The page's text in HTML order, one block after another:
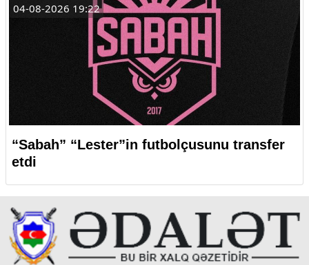
04-08-2026 19:22
“Sabah” “Lester”in futbolçusunu transfer
etdi